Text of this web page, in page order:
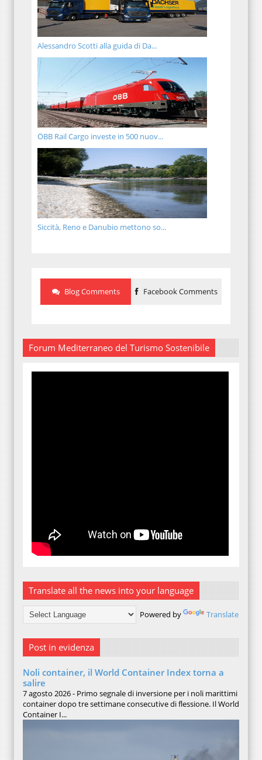
Alessandro Scotti alla guida di Da...
ÖBB Rail Cargo investe in 500 nuov...
Siccità, Reno e Danubio mettono so...
Blog Comments Facebook Comments
Forum Mediterraneo del Turismo Sostenibile
Translate all the news into your language
Powered by Translate
Post in evidenza
Noli container, il World Container Index torna a
salire
7 agosto 2026 - Primo segnale di inversione per i noli marittimi
container dopo tre settimane consecutive di flessione. Il World
Container I...